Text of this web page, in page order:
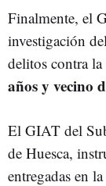
Finalmente, el
investigación
delitos contra
años y vecino
El GIAT del
de Huesca,
entregadas en